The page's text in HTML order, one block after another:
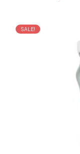
SALE!